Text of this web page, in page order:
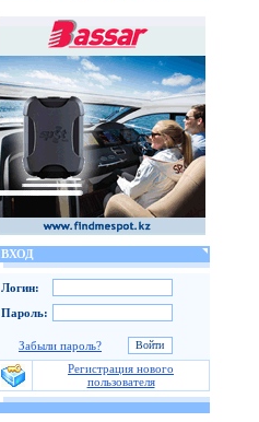
ВХОД
Логин:
Пароль:
Забыли пароль?
Регистрация нового
пользователя